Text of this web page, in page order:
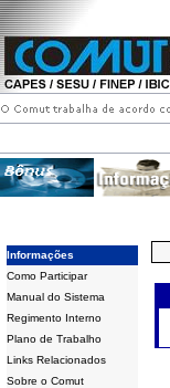
Informações
Como Participar
Manual do Sistema
Regimento Interno
Plano de Trabalho
Links Relacionados
Sobre o Comut